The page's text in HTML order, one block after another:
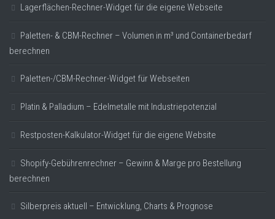
Lagerflächen-Rechner-Widget für die eigene Webseite
Paletten- & CBM-Rechner – Volumen in m³ und Containerbedarf
berechnen
Paletten-/CBM-Rechner-Widget für Webseiten
Platin & Palladium – Edelmetalle mit Industriepotenzial
Restposten-Kalkulator-Widget für die eigene Website
Shopify-Gebührenrechner – Gewinn & Marge pro Bestellung
berechnen
Silberpreis aktuell – Entwicklung, Charts & Prognose